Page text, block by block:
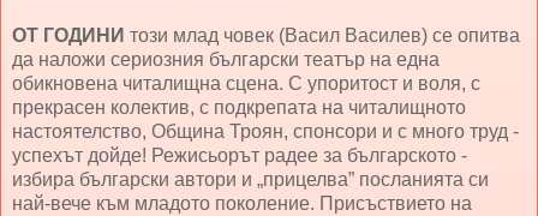
ОТ ГОДИНИ този млад човек (Васил Василев) се опитва
да наложи сериозния български театър на една
обикновена читалищна сцена. С упоритост и воля, с
прекрасен колектив, с подкрепата на читалищното
настоятелство, Община Троян, спонсори и с много труд -
успехът дойде! Режисьорът радее за българското -
избира български автори и „прицелва” посланията си
най-вече към младото поколение. Присъствието на